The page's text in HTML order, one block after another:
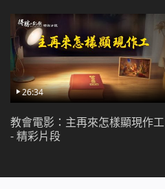
26:34
教會電影：主再來怎樣顯現作工
- 精彩片段